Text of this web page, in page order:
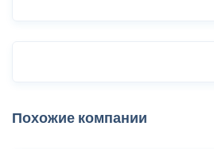
Похожие компании